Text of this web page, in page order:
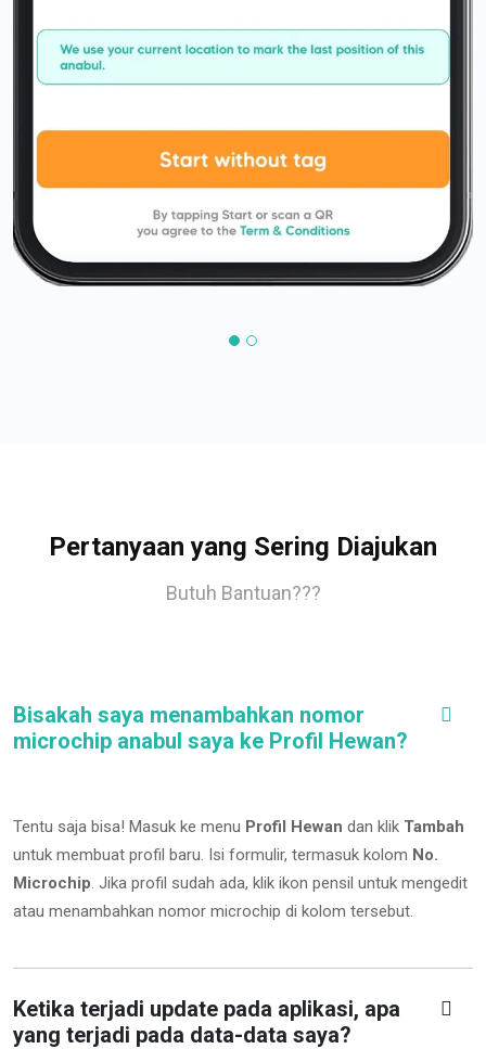
Pertanyaan yang Sering Diajukan
Butuh Bantuan???
Bisakah saya menambahkan nomor
microchip anabul saya ke Profil Hewan?
Tentu saja bisa! Masuk ke menu Profil Hewan dan klik Tambah
untuk membuat profil baru. Isi formulir, termasuk kolom No.
Microchip. Jika profil sudah ada, klik ikon pensil untuk mengedit
atau menambahkan nomor microchip di kolom tersebut.
Ketika terjadi update pada aplikasi, apa
yang terjadi pada data-data saya?